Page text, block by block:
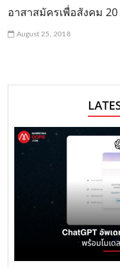
อาสาสมัครเพื่อสังคม
August 25, 2018